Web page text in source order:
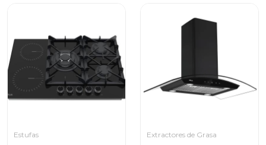
Estufas Extractores de Grasa